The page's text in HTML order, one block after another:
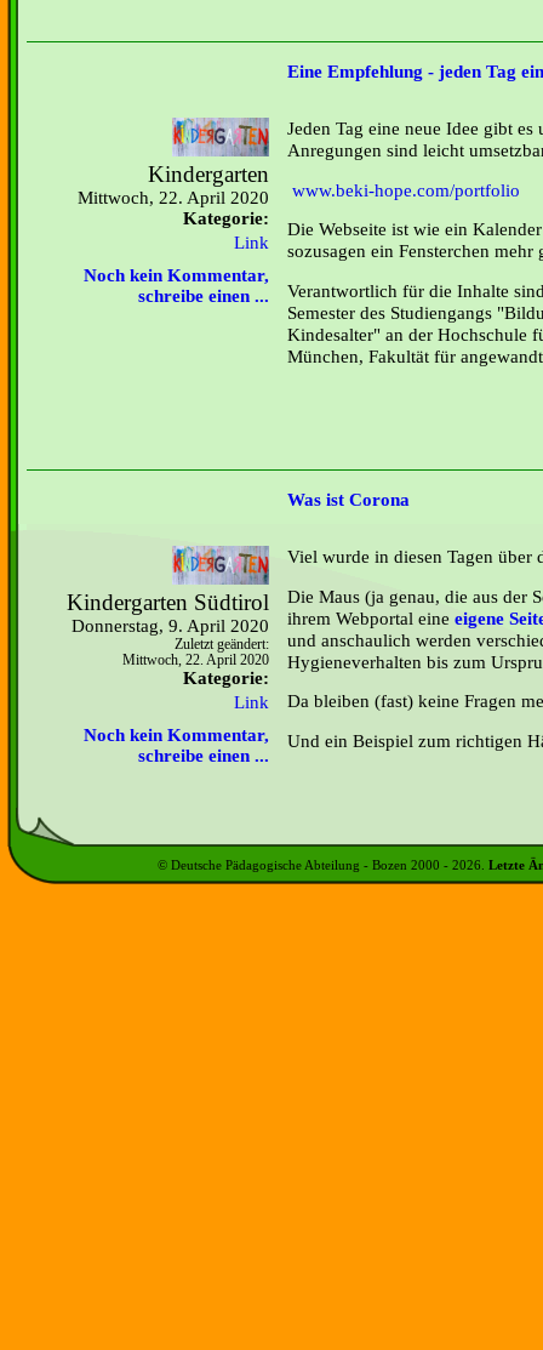
Eine Empfehlung - jeden Tag
Kindergarten
Mittwoch, 22. April 2020
Kategorie:
Link
Noch kein Kommentar,
schreibe einen ...
Jeden Tag eine neue Idee gibt
Anregungen sind leicht
www.beki-hope.com/portfolio
Die Webseite ist wie ein
sozusagen ein Fensterchen mehr
Verantwortlich für die Inhalte
Semester des Studiengangs
Kindesalter" an der Hochschule
München, Fakultät für
Was ist Corona
Kindergarten Südtirol
Donnerstag, 9. April 2020
Zuletzt geändert:
Mittwoch, 22. April 2020
Kategorie:
Link
Noch kein Kommentar,
schreibe einen ...
Viel wurde in diesen Tagen über
Die Maus (ja genau, die aus der
ihrem Webportal eine eigene
und anschaulich werden
Hygieneverhalten bis zum
Da bleiben (fast) keine Fragen
Und ein Beispiel zum richtigen
© Deutsche Pädagogische Abteilung - Bozen 2000 - 2026 Letzte